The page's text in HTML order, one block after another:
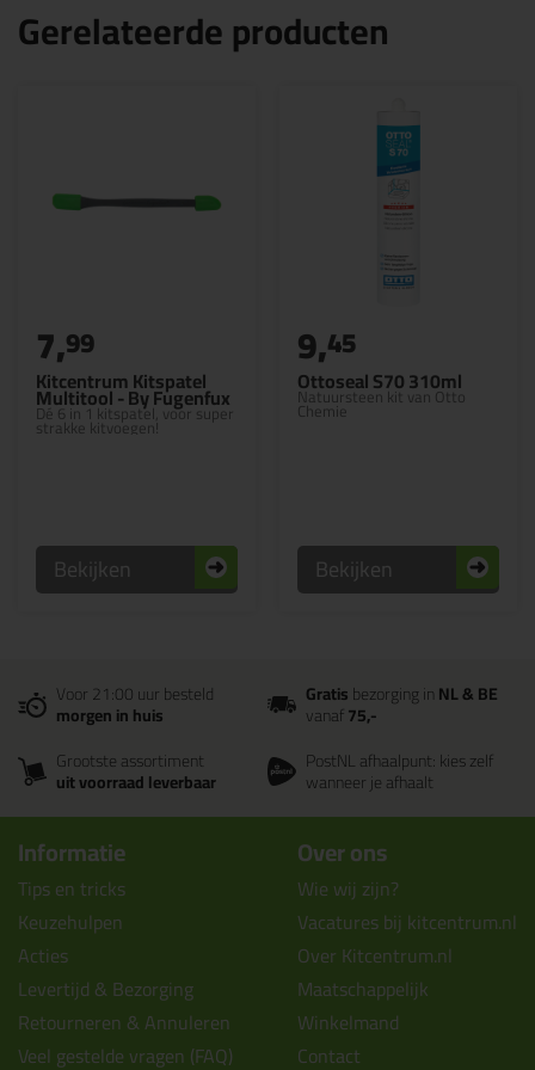
Gerelateerde producten
Kitcentrum Kitspatel
Multitool - By Fugenfux
Dé 6 in 1 kitspatel, voor super
strakke kitvoegen!
7,99
Bekijken
Ottoseal S70 310ml
Natuursteen kit van Otto
Chemie
9,45
Bekijken
Voor 21:00 uur besteld
morgen in huis
Gratisbezorging inNL & BE
vanaf75,-
Grootste assortiment
uit voorraad leverbaar
PostNL afhaalpunt: kies zelf
wanneer je afhaalt
Informatie
Tips en tricks
Keuzehulpen
Acties
Levertijd & Bezorging
Retourneren & Annuleren
Veel gestelde vragen (FAQ)
Over ons
Wie wij zijn?
Vacatures bij kitcentrum.nl
Over Kitcentrum.nl
Maatschappelijk
Winkelmand
Contact